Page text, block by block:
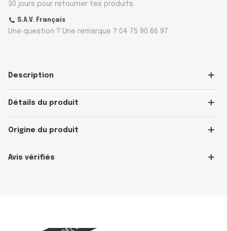
30 jours pour retourner tes produits.
S.A.V. Français
Une question ? Une remarque ? 04 75 90 66 97
Description
Détails du produit
Origine du produit
Avis vérifiés